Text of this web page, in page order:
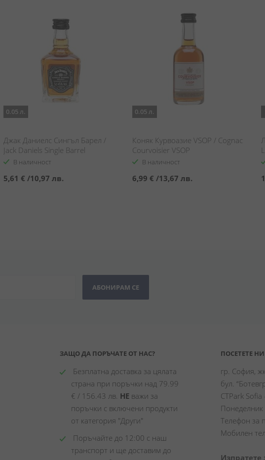
0.05 л.
Джак Даниелс Сингъл Барел /
Jack Daniels Single Barrel
В наличност
5,61 € /10,97 лв.
0.05 л.
Коняк Курвоазие VSOP / Cognac
Courvoisier VSOP
В наличност
6,99 € /13,67 лв.
АБОНИРАМ СЕ
ЗАЩО ДА ПОРЪЧАТЕ ОТ НАС?
Безплатна доставка за цялата
страна при поръчки над 79.99
€ / 156.43 лв. НЕ важи за
поръчки с включени продукти
от категория "Други"
Поръчайте до 12:00 с наш
транспорт и ще доставим до
ПОСЕТЕТЕ
гр. София,
бул.
CTPark Sofia
Телефон за
Мобилен
Изпратете